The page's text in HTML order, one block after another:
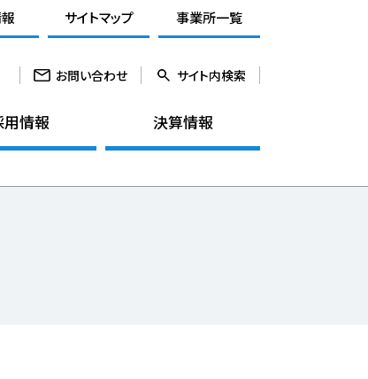
サイトマップ 事業所一覧
お問い合わせ サイト内検索
用情報 決算情報